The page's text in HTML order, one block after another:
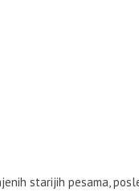
starijih pesama,